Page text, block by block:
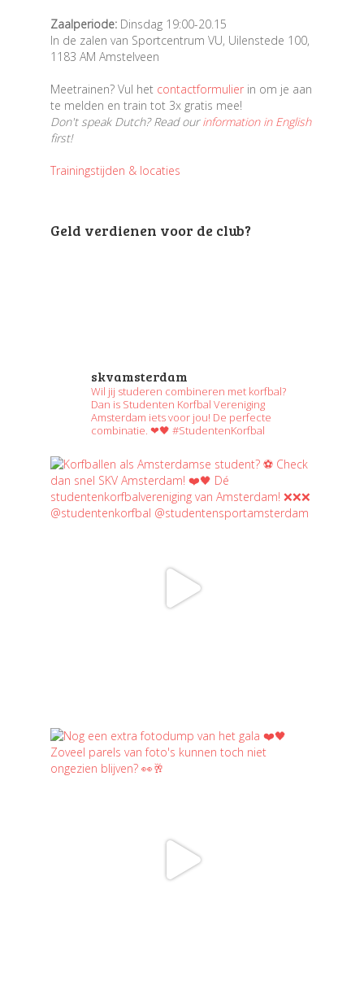
Zaalperiode:Dinsdag 19:00-20.15
In de zalen van Sportcentrum VU, Uilenstede 100,
1183 AM Amstelveen
Meetrainen? Vul het contactformulierin om je aan
te melden en train tot 3x gratis mee!
Don't speak Dutch? Read ourinformation in English
first!
Trainingstijden & locaties
Geld verdienen voor de club?
skvamsterdam
Wil jij studeren combineren met korfbal?
Dan is Studenten Korfbal Vereniging
Amsterdam iets voor jou! De perfecte
combinatie. ❤🖤 #StudentenKorfbal